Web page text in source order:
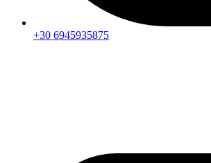
+30 6945935875